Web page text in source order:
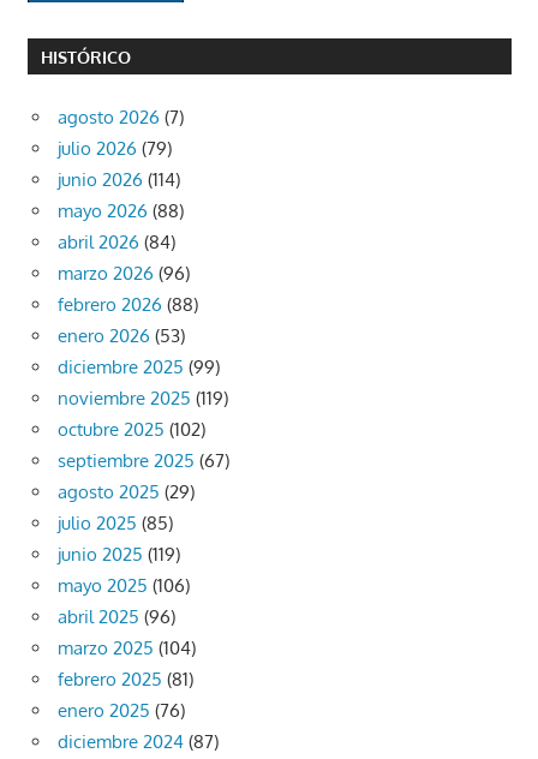
HISTÓRICO
agosto 2026 (7)
julio 2026 (79)
junio 2026 (114)
mayo 2026 (88)
abril 2026 (84)
marzo 2026 (96)
febrero 2026 (88)
enero 2026 (53)
diciembre 2025 (99)
noviembre 2025 (119)
octubre 2025 (102)
septiembre 2025 (67)
agosto 2025 (29)
julio 2025 (85)
junio 2025 (119)
mayo 2025 (106)
abril 2025 (96)
marzo 2025 (104)
febrero 2025 (81)
enero 2025 (76)
diciembre 2024 (87)